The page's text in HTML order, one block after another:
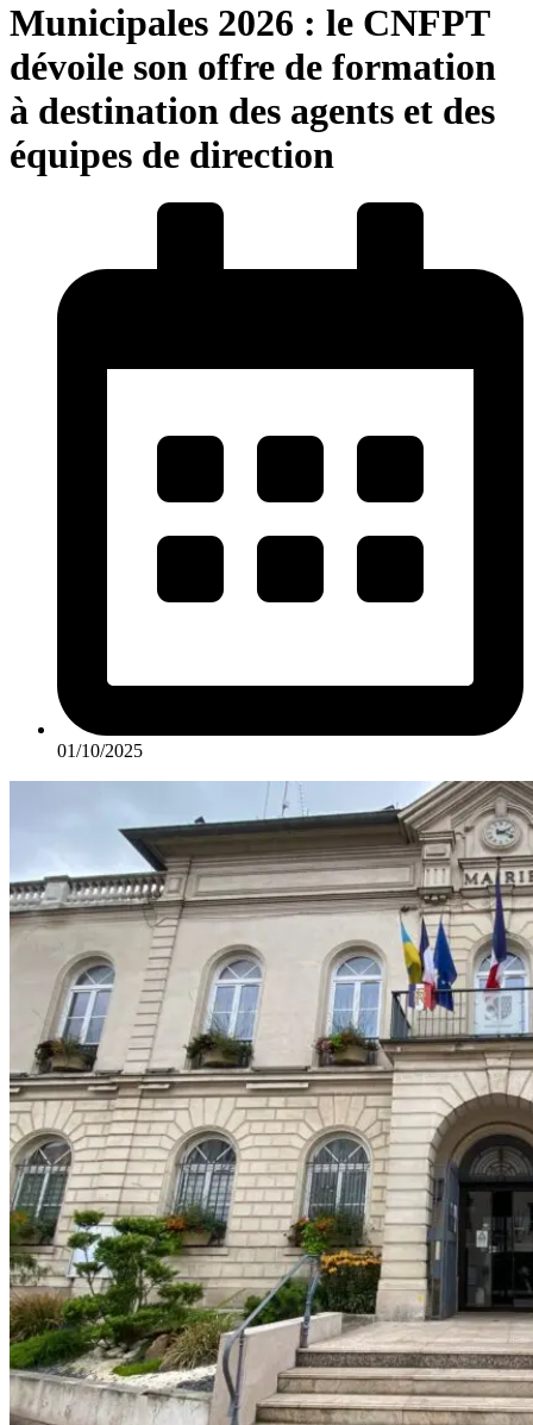
Municipales 2026 : le CNFPT
dévoile son offre de formation
à destination des agents et des
équipes de direction
01/10/2025